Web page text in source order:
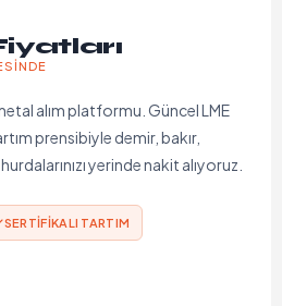
alım platformu. Güncel LME
prensibiyle demir, bakır,
yerinde nakit alıyoruz.
SERTIFIKALI TARTIM